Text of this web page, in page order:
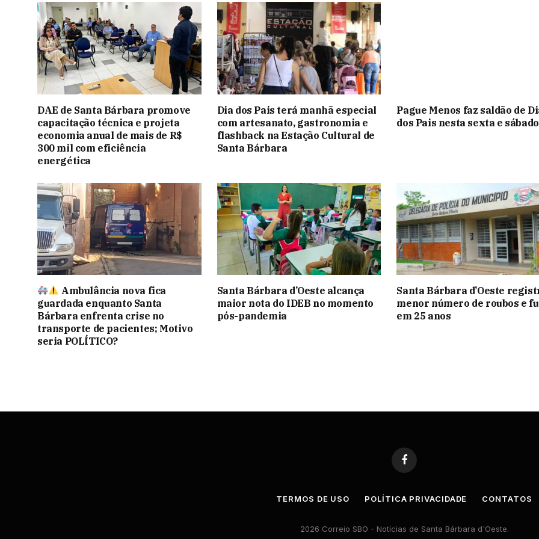
DAE de Santa Bárbara promove
capacitação técnica e projeta
economia anual de mais de R$
300 mil com eficiência
energética
Dia dos Pais terá manhã especial
com artesanato, gastronomia e
flashback na Estação Cultural de
Santa Bárbara
Pague Menos faz saldão de
dos Pais nesta sexta e sábado
Ambulância nova fica
guardada enquanto Santa
Bárbara enfrenta crise no
transporte de pacientes; Motivo
seria POLÍTICO?
Santa Bárbara d’Oeste alcança
maior nota do IDEB no momento
pós-pandemia
Santa Bárbara d’Oeste
menor número de roubos e
em 25 anos
Facebook
TERMOS DE USO POLÍTICA PRIVACIDADE CONTATOS
2026 Correio SBO - Notícias de Santa Bárbara d'Oeste.